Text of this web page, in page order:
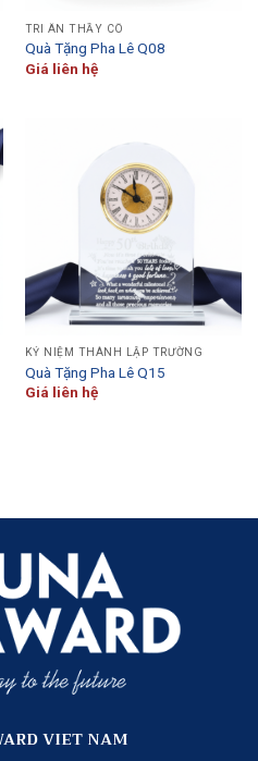
TRI ÂN THẦY CÔ
Quà Tặng Pha Lê Q08
Giá liên hệ
KỶ NIỆM THÀNH LẬP TRƯỜNG
Quà Tặng Pha Lê Q15
Giá liên hệ
VIET NAM